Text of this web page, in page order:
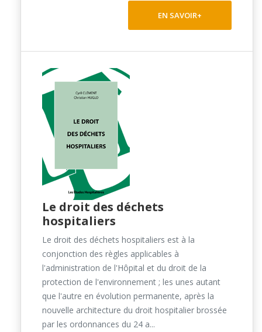
EN SAVOIR+
Le droit des déchets
hospitaliers
Le droit des déchets hospitaliers est à la
conjonction des règles applicables à
l'administration de l'Hôpital et du droit de la
protection de l'environnement ; les unes autant
que l'autre en évolution permanente, après la
nouvelle architecture du droit hospitalier brossée
par les ordonnances du 24 a...